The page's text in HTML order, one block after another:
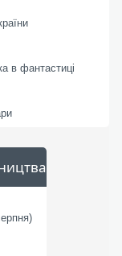
в фантастиці